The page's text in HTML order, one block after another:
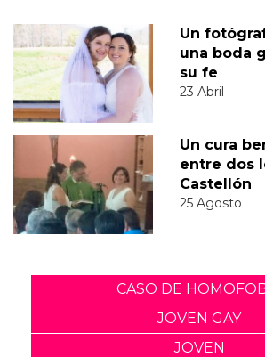
Un
una boda
su fe
23 Abril
Un cura
entre dos
Castellón
25 Agosto
CASO DE
JOVEN GAY
JOVEN